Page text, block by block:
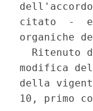
citato  -  e
organiche
Ritenuto
modifica
della
10, primo